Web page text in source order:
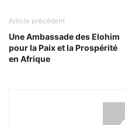
Article précédent
Une Ambassade des Elohim
pour la Paix et la Prospérité
en Afrique